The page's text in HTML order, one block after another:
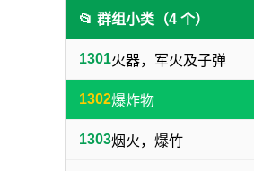
📂 群组小类（4 个）
1301火器，军火及子弹
1302爆炸物
1303烟火，爆竹